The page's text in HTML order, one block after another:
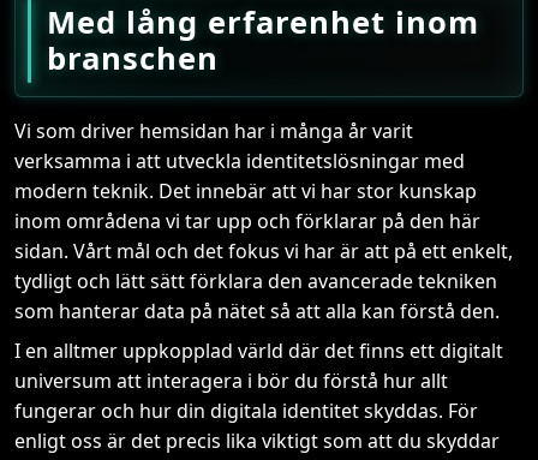
Med lång erfarenhet inom
branschen
Vi som driver hemsidan har i många år varit
verksamma i att utveckla identitetslösningar med
modern teknik. Det innebär att vi har stor kunskap
inom områdena vi tar upp och förklarar på den här
sidan. Vårt mål och det fokus vi har är att på ett enkelt,
tydligt och lätt sätt förklara den avancerade tekniken
som hanterar data på nätet så att alla kan förstå den.
I en alltmer uppkopplad värld där det finns ett digitalt
universum att interagera i bör du förstå hur allt
fungerar och hur din digitala identitet skyddas. För
enligt oss är det precis lika viktigt som att du skyddar